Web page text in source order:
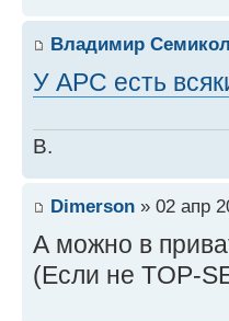
Владимир
У АРС есть
В.
Dimerson » 02 апр
А можно в
(Если не TOP-